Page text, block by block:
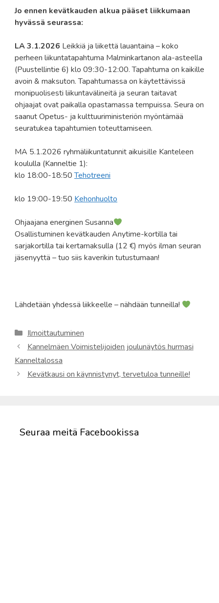
Jo ennen kevätkauden alkua pääset liikkumaan
hyvässä seurassa:
LA 3.1.2026 Leikkiä ja liikettä lauantaina – koko
perheen liikuntatapahtuma Malminkartanon ala-asteella
(Puustellintie 6) klo 09:30-12:00. Tapahtuma on kaikille
avoin & maksuton. Tapahtumassa on käytettävissä
monipuolisesti liikuntavälineitä ja seuran taitavat
ohjaajat ovat paikalla opastamassa tempuissa. Seura on
saanut Opetus- ja kulttuuriministeriön myöntämää
seuratukea tapahtumien toteuttamiseen.
MA 5.1.2026 ryhmäliikuntatunnit aikuisille Kanteleen
koululla (Kanneltie 1):
klo 18:00-18:50Tehotreeni
klo 19:00-19:50 Kehonhuolto
Ohjaajana energinen Susanna
Osallistuminen kevätkauden Anytime-kortilla tai
sarjakortilla tai kertamaksulla (12 €) myös ilman seuran
jäsenyyttä – tuo siis kaverikin tutustumaan!
Lähdetään yhdessä liikkeelle – nähdään tunneilla!
Kategoriat
Ilmoittautuminen
Kannelmäen Voimistelijoiden joulunäytös hurmasi
Kanneltalossa
Kevätkausi on käynnistynyt, tervetuloa tunneille!
Seuraa meitä Facebookissa